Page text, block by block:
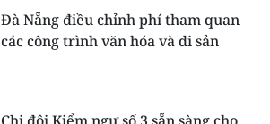
Đà Nẵng điều chỉnh phí tham quan
các công trình văn hóa và di sản